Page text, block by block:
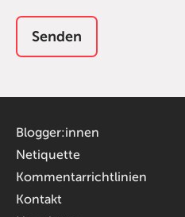
Blogger:innen
Netiquette
Kommentarrichtlinien
Kontakt